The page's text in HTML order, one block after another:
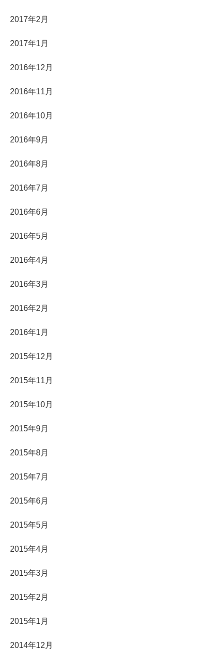
2017年2月
2017年1月
2016年12月
2016年11月
2016年10月
2016年9月
2016年8月
2016年7月
2016年6月
2016年5月
2016年4月
2016年3月
2016年2月
2016年1月
2015年12月
2015年11月
2015年10月
2015年9月
2015年8月
2015年7月
2015年6月
2015年5月
2015年4月
2015年3月
2015年2月
2015年1月
2014年12月